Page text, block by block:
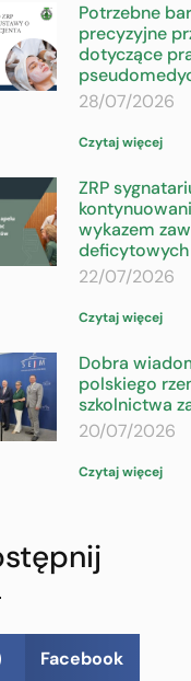
Potrzebne
precyzyjne
dotyczące
28/07/2026
Czytaj więcej
ZRP
wykazem
deficytowych
22/07/2026
Czytaj więcej
Dobra
polskiego
szkolnictwa
20/07/2026
Czytaj więcej
Facebook